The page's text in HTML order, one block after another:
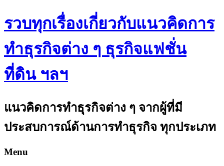
รวบทุกเรื่องเกี่ยวกับแนวคิดการ
ทำธุรกิจต่าง ๆ ธุรกิจแฟชั่น
ที่ดิน ฯลฯ
แนวคิดการทำธุรกิจต่าง ๆ จากผู้ที่มี
ประสบการณ์ด้านการทำธุรกิจ ทุกประเภท
Menu